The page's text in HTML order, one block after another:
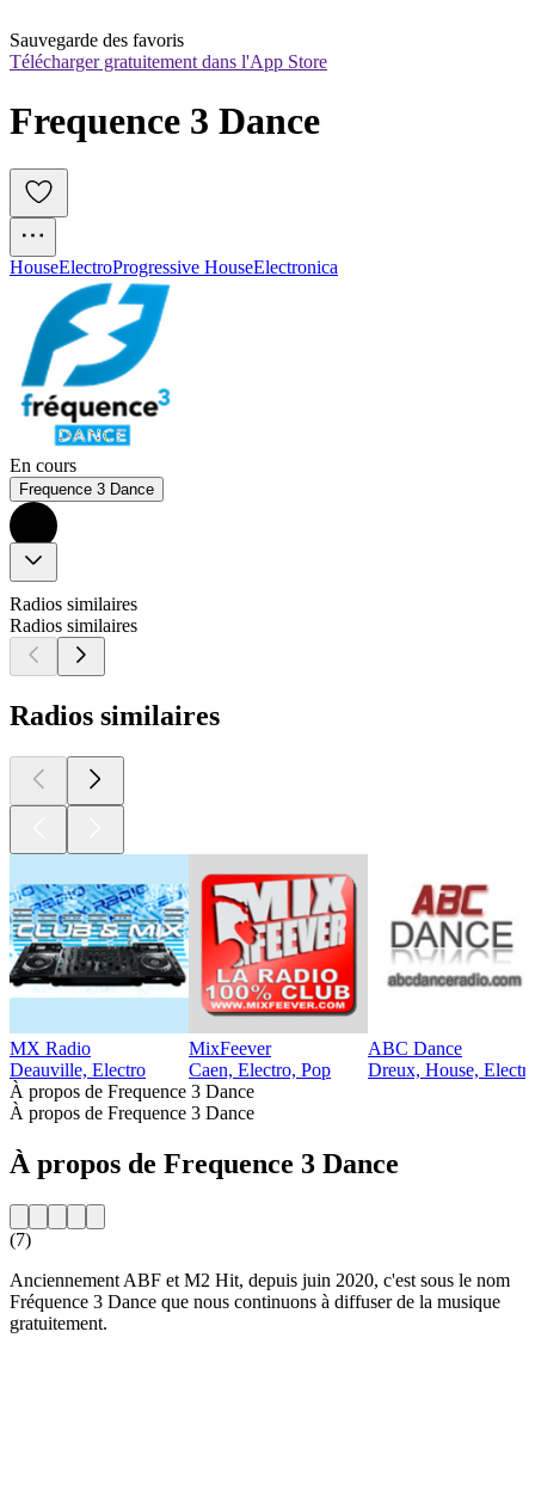
Sauvegarde des favoris
Télécharger gratuitement dans l'App Store
Frequence 3 Dance
HouseElectroProgressive HouseElectronica
En cours
Frequence 3 Dance
Radios similaires
Radios similaires
Radios similaires
MX Radio
Deauville, Electro
MixFeever
Caen, Electro, Pop
ABC Dance
Dreux, House,
À propos de Frequence 3 Dance
À propos de Frequence 3 Dance
À propos de Frequence 3 Dance
(7)
Anciennement ABF et M2 Hit, depuis juin 2020, c'est sous le nom
Fréquence 3 Dance que nous continuons à diffuser de la musique
gratuitement.